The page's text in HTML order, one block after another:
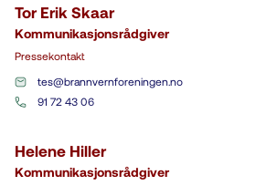
Tor Erik Skaar
Kommunikasjonsrådgiver
Pressekontakt
tes@brannvernforeningen.no
91 72 43 06
Helene Hiller
Kommunikasjonsrådgiver